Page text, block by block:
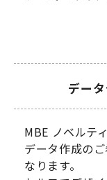
デー
MBE ノベルテ
データ作成の
なります。